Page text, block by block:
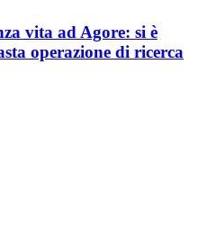
vita ad Agore: si è
operazione di ricerca